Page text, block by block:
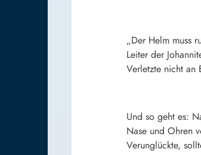
„Der Helm muss
Leiter der
Verletzte nicht an
Und so geht es:
Nase und Ohren
Verunglückte,